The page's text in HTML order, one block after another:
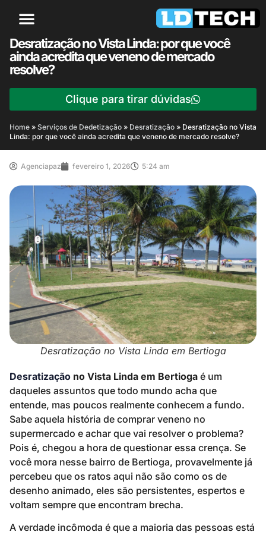
Desratização no Vista Linda: por que você
ainda acredita que veneno de mercado
resolve?
Clique para tirar dúvidas
Home » Serviços de Dedetização » Desratização » Desratização no Vista
Linda: por que você ainda acredita que veneno de mercado resolve?
Agenciapaz fevereiro 1, 2026 5:24 am
Desratização no Vista Linda em Bertioga
Desratização no Vista Linda em Bertioga é um
daqueles assuntos que todo mundo acha que
entende, mas poucos realmente conhecem a fundo.
Sabe aquela história de comprar veneno no
supermercado e achar que vai resolver o problema?
Pois é, chegou a hora de questionar essa crença. Se
você mora nesse bairro de Bertioga, provavelmente já
percebeu que os ratos aqui não são como os de
desenho animado, eles são persistentes, espertos e
voltam sempre que encontram brecha.
A verdade incômoda é que a maioria das pessoas está